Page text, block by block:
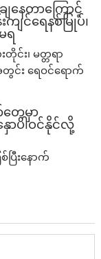
နေတာကြောင့်
ကျင်ရေနစ်မြုပ်၊
ရ
တိုင်း၊ မတ္တရာ
င်း ရေဝင်ရောက်
ေမှာ
ာပါဝင်နိုင်လို့
ပြီးနောက်